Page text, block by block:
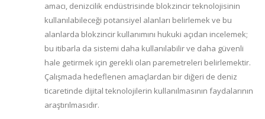
amacı, denizcilik endüstrisinde blokzincir teknolojisinin
kullanılabileceği potansiyel alanları belirlemek ve bu
alanlarda blokzincir kullanımını hukuki açıdan incelemek;
bu itibarla da sistemi daha kullanılabilir ve daha güvenli
hale getirmek için gerekli olan paremetreleri belirlemektir.
Çalışmada hedeflenen amaçlardan bir diğeri de deniz
ticaretinde dijital teknolojilerin kullanılmasının faydalarının
araştırılmasıdır.